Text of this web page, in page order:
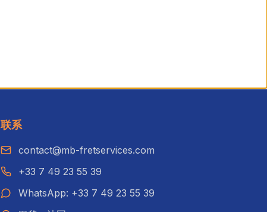
联系
contact@mb-fretservices.com
+33 7 49 23 55 39
WhatsApp: +33 7 49 23 55 39